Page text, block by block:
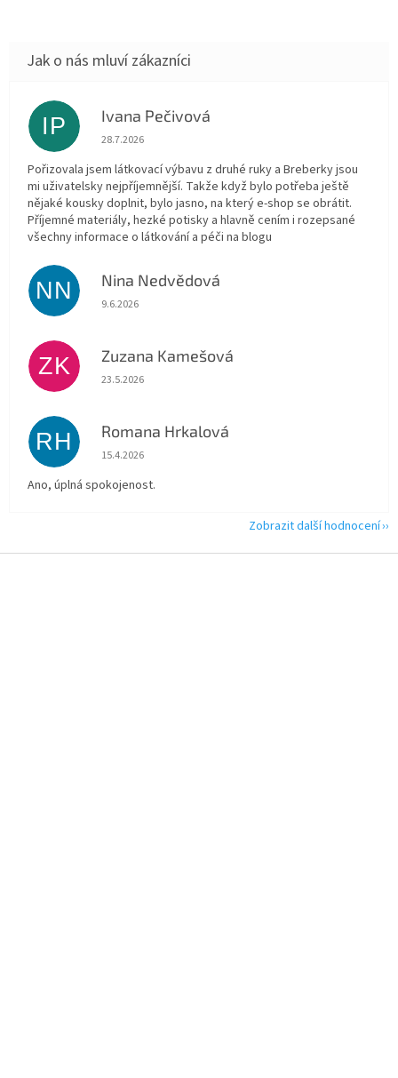
IP Ivana Pečivová
Hodnocení obchodu je 5 z 5 hvězdiček.
28.7.2026
Pořizovala jsem látkovací výbavu z druhé ruky a Breberky jsou
mi uživatelsky nejpříjemnější. Takže když bylo potřeba ještě
nějaké kousky doplnit, bylo jasno, na který e-shop se obrátit.
Příjemné materiály, hezké potisky a hlavně cením i rozepsané
všechny informace o látkování a péči na blogu
NN Nina Nedvědová
Hodnocení obchodu je 5 z 5 hvězdiček.
9.6.2026
ZK Zuzana Kamešová
Hodnocení obchodu je 5 z 5 hvězdiček.
23.5.2026
RH Romana Hrkalová
Hodnocení obchodu je 5 z 5 hvězdiček.
15.4.2026
Ano, úplná spokojenost.
Zobrazit další hodnocení